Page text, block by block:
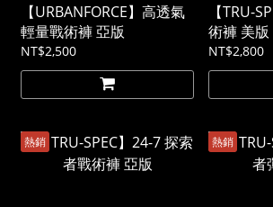
【URBANFORCE】高透氣
輕量戰術褲 亞版
NT$2,500
【TRU-
術褲 美版
NT$2,800
熱銷 熱銷